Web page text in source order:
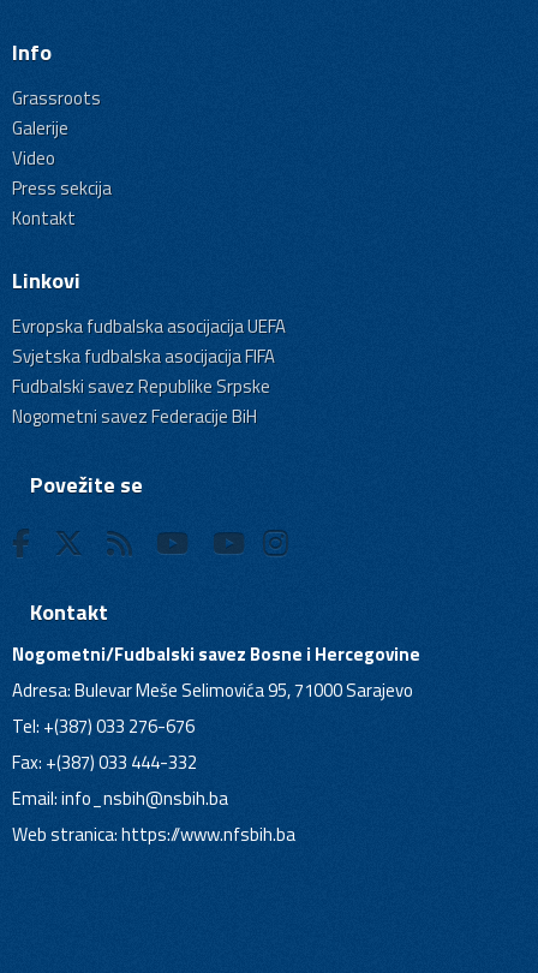
Info
Grassroots
Galerije
Video
Press sekcija
Kontakt
Linkovi
Evropska fudbalska asocijacija UEFA
Svjetska fudbalska asocijacija FIFA
Fudbalski savez Republike Srpske
Nogometni savez Federacije BiH
Povežite se
Kontakt
Nogometni/Fudbalski savez Bosne i Hercegovine
Adresa: Bulevar Meše Selimovića 95, 71000 Sarajevo
Tel: +(387) 033 276-676
Fax: +(387) 033 444-332
Email:info_nsbih@nsbih.ba
Web stranica: https://www.nfsbih.ba